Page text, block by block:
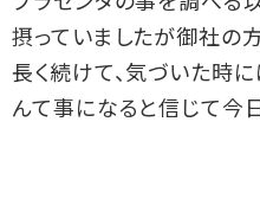
プラセンタの事を調べる
摂っていましたが御社の
長く続けて、気づいた時
んて事になると信じて今